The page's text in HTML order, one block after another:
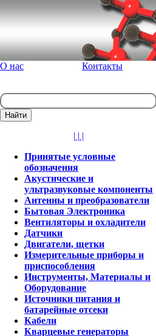
О нас Контакты
| | |
Принятые условные
обозначения
Акустические и
ультразвуковые компоненты
Антенны и преобразователи
Бытовая Электроника
Вентиляторы и охладители
Датчики
Двигатели, щетки
Измерительные приборы и
приспособления
Инструменты, Материалы и
Оборудование
Источники питания и
батарейные отсеки
Кабели
Кварцевые генераторы